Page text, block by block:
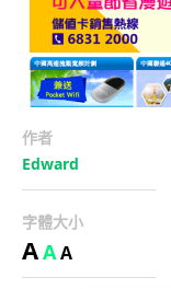
作者
Edward
字體大小
AAA